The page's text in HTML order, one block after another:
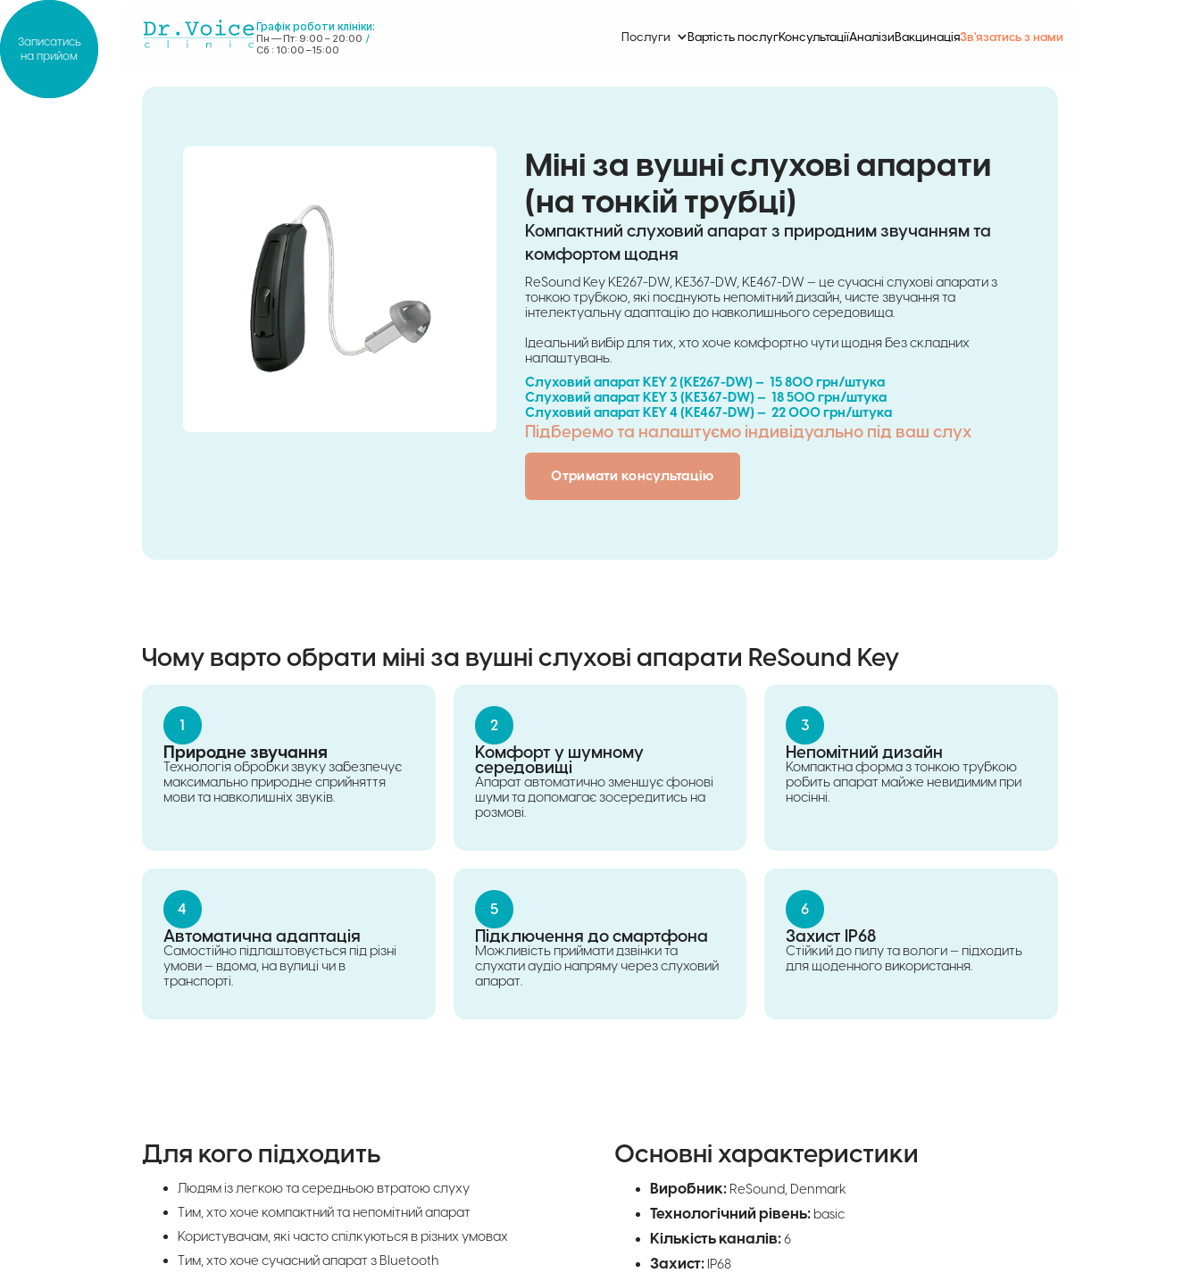
Записатись
на прийом
Графік роботи клініки:
Пн — Пт: 9:00 – 20:00 /
Сб : 10:00 –15:00
Послуги Вартість послугКонсультаціїАналізиВакцинаціяЗв'язатись з нами
Міні за вушні слухові апарати
(на тонкій трубці)
Компактний слуховий апарат з природним звучанням та
комфортом щодня
ReSound Key KE267-DW, KE367-DW, KE467-DW — це сучасні слухові апарати з
тонкою трубкою, які поєднують непомітний дизайн, чисте звучання та
інтелектуальну адаптацію до навколишнього середовища.
Ідеальний вибір для тих, хто хоче комфортно чути щодня без складних
налаштувань.
Слуховий апарат KEY 2 (KE267-DW) — 15 800 грн/штука
Слуховий апарат KEY 3 (КЕ367-DW) — 18 500 грн/штука
Слуховий апарат KEY 4 (КE467-DW) — 22 000 грн/штука
Підберемо та налаштуємо індивідуально під ваш слух
Отримати консультацію
Чому варто обрати міні за вушні слухові апарати ReSound Key
1
Природне звучання
Технологія обробки звуку забезпечує
максимально природне сприйняття
мови та навколишніх звуків.
2
Комфорт у шумному
середовищі
Апарат автоматично зменшує фонові
шуми та допомагає зосередитись на
розмові.
3
Непомітний дизайн
Компактна форма з тонкою трубкою
робить апарат майже невидимим при
носінні.
4
Автоматична адаптація
Самостійно підлаштовується під різні
умови — вдома, на вулиці чи в
транспорті.
5
Підключення до смартфона
Можливість приймати дзвінки та
слухати аудіо напряму через слуховий
апарат.
6
Захист IP68
Стійкий до пилу та вологи — підходить
для щоденного використання.
Для кого підходить
Людям із легкою та середньою втратою слуху
Тим, хто хоче компактний та непомітний апарат
Користувачам, які часто спілкуються в різних умовах
Тим, хто хоче сучасний апарат з Bluetooth
Основні характеристики
Виробник:ReSound, Denmark
Технологічний рівень:basic
Кількість каналів:6
Захист:IP68